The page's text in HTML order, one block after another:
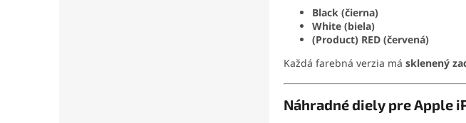
Black (čierna)
White (biela)
(Product) RED (červená)
Každá farebná verzia má sklenený
Náhradné diely pre Apple